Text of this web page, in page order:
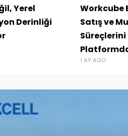
Yerel
Derinliği
Workcube
Satış ve
Süreçlerini
1 AY AGO